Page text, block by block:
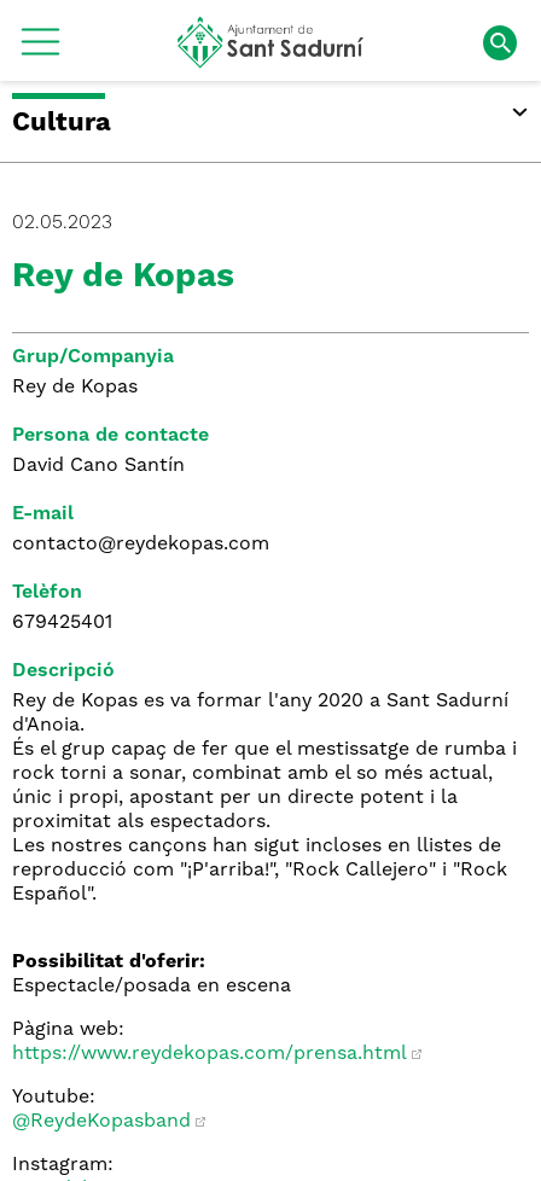
Cultura
02.05.2023
Rey de Kopas
Grup/Companyia
Rey de Kopas
Persona de contacte
David Cano Santín
E-mail
contacto@reydekopas.com
Telèfon
679425401
Descripció
Rey de Kopas es va formar l'any 2020 a Sant Sadurní
d'Anoia.
És el grup capaç de fer que el mestissatge de rumba i
rock torni a sonar, combinat amb el so més actual,
únic i propi, apostant per un directe potent i la
proximitat als espectadors.
Les nostres cançons han sigut incloses en llistes de
reproducció com "¡P'arriba!", "Rock Callejero" i "Rock
Español".
Possibilitat d'oferir:
Espectacle/posada en escena
Pàgina web:
https://www.reydekopas.com/prensa.html
Youtube:
@ReydeKopasband
Instagram: